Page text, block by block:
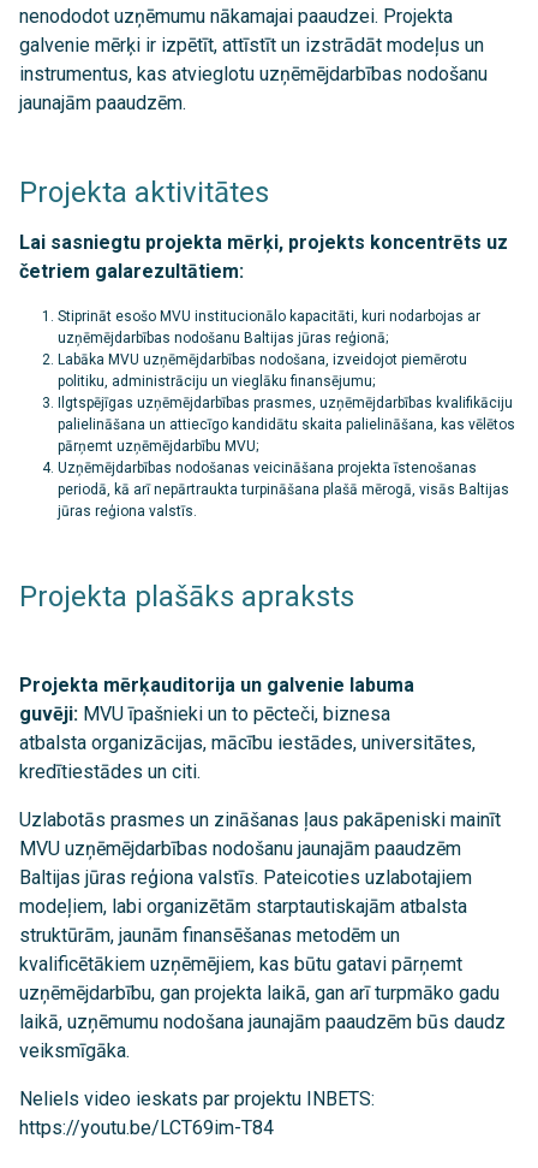
nenododot uzņēmumu nākamajai paaudzei. Projekta
galvenie mērķi ir izpētīt, attīstīt un izstrādāt modeļus un
instrumentus, kas atvieglotu uzņēmējdarbības nodošanu
jaunajām paaudzēm.
Projekta aktivitātes
Lai sasniegtu projekta mērķi, projekts koncentrēts uz
četriem galarezultātiem:
Stiprināt esošo MVU institucionālo kapacitāti, kuri nodarbojas ar
uzņēmējdarbības nodošanu Baltijas jūras reģionā;
Labāka MVU uzņēmējdarbības nodošana, izveidojot piemērotu
politiku, administrāciju un vieglāku finansējumu;
Ilgtspējīgas uzņēmējdarbības prasmes, uzņēmējdarbības kvalifikāciju
palielināšana un attiecīgo kandidātu skaita palielināšana, kas vēlētos
pārņemt uzņēmējdarbību MVU;
Uzņēmējdarbības nodošanas veicināšana projekta īstenošanas
periodā, kā arī nepārtraukta turpināšana plašā mērogā, visās Baltijas
jūras reģiona valstīs.
Projekta plašāks apraksts
Projekta mērķauditorija un galvenie labuma
guvēji: MVU īpašnieki un to pēcteči, biznesa
atbalsta organizācijas, mācību iestādes, universitātes,
kredītiestādes un citi.
Uzlabotās prasmes un zināšanas ļaus pakāpeniski mainīt
MVU uzņēmējdarbības nodošanu jaunajām paaudzēm
Baltijas jūras reģiona valstīs. Pateicoties uzlabotajiem
modeļiem, labi organizētām starptautiskajām atbalsta
struktūrām, jaunām finansēšanas metodēm un
kvalificētākiem uzņēmējiem, kas būtu gatavi pārņemt
uzņēmējdarbību, gan projekta laikā, gan arī turpmāko gadu
laikā, uzņēmumu nodošana jaunajām paaudzēm būs daudz
veiksmīgāka.
Neliels video ieskats par projektu INBETS:
https://youtu.be/LCT69im-T84